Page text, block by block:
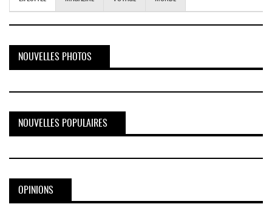
NOUVELLES PHOTOS
NOUVELLES POPULAIRES
OPINIONS